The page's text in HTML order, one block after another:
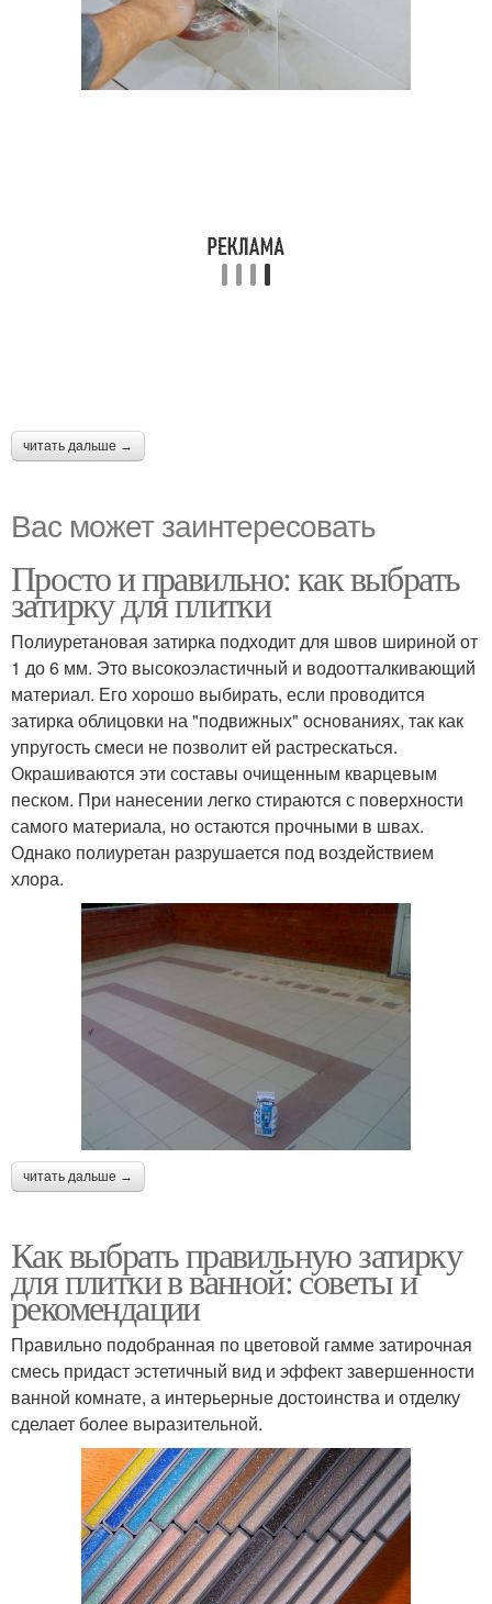
читать дальше →
Вас может заинтересовать
Просто и правильно: как выбрать
затирку для плитки
Полиуретановая затирка подходит для швов шириной от
1 до 6 мм. Это высокоэластичный и водоотталкивающий
материал. Его хорошо выбирать, если проводится
затирка облицовки на "подвижных" основаниях, так как
упругость смеси не позволит ей растрескаться.
Окрашиваются эти составы очищенным кварцевым
песком. При нанесении легко стираются с поверхности
самого материала, но остаются прочными в швах.
Однако полиуретан разрушается под воздействием
хлора.
читать дальше →
Как выбрать правильную затирку
для плитки в ванной: советы и
рекомендации
Правильно подобранная по цветовой гамме затирочная
смесь придаст эстетичный вид и эффект завершенности
ванной комнате, а интерьерные достоинства и отделку
сделает более выразительной.